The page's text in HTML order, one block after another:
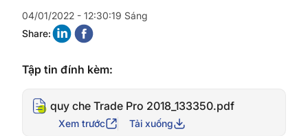
04/01/2022 - 12:30:19 Sáng
Share:
Tập tin đính kèm:
quy che Trade Pro 2018_133350.pdf
Xem trước Tải xuống